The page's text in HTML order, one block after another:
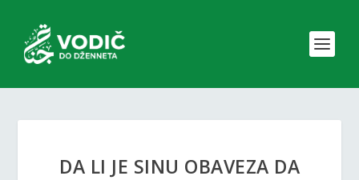
DA LI JE SINU OBAVEZA DA